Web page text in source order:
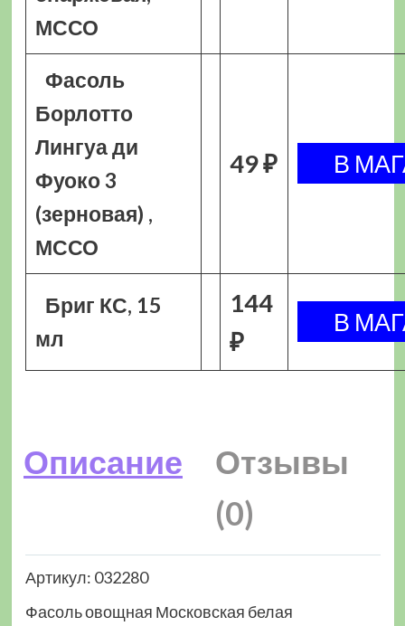
МССО
Фасоль
Борлотто
Лингуа ди
Фуоко 3
(зерновая) ,
МССО
49 ₽
Бриг КС, 15
мл
144
₽
Описание
Отзывы
(0)
Артикул: 032280
Фасоль овощная Московская белая